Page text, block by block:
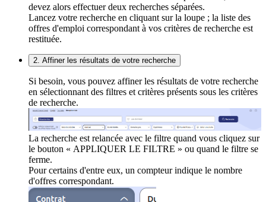
devez alors effectuer deux recherches séparées.
Lancez votre recherche en cliquant sur la loupe ; la liste des
offres d'emploi correspondant à vos critères de recherche est
restituée.
2. Affiner les résultats de votre recherche
Si besoin, vous pouvez affiner les résultats de votre recherche
en sélectionnant des filtres et critères présents sous les critères
de recherche.
La recherche est relancée avec le filtre quand vous cliquez sur
le bouton « APPLIQUER LE FILTRE » ou quand le filtre se
ferme.
Pour certains d'entre eux, un compteur indique le nombre
d'offres correspondant.